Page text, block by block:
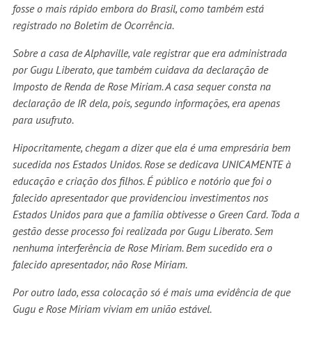
fosse o mais rápido embora do Brasil, como também está
registrado no Boletim de Ocorrência.
Sobre a casa de Alphaville, vale registrar que era administrada
por Gugu Liberato, que também cuidava da declaração de
Imposto de Renda de Rose Miriam. A casa sequer consta na
declaração de IR dela, pois, segundo informações, era apenas
para usufruto.
Hipocritamente, chegam a dizer que ela é uma empresária bem
sucedida nos Estados Unidos. Rose se dedicava UNICAMENTE à
educação e criação dos filhos. É público e notório que foi o
falecido apresentador que providenciou investimentos nos
Estados Unidos para que a família obtivesse o Green Card. Toda a
gestão desse processo foi realizada por Gugu Liberato. Sem
nenhuma interferência de Rose Miriam. Bem sucedido era o
falecido apresentador, não Rose Miriam.
Por outro lado, essa colocação só é mais uma evidência de que
Gugu e Rose Miriam viviam em união estável.